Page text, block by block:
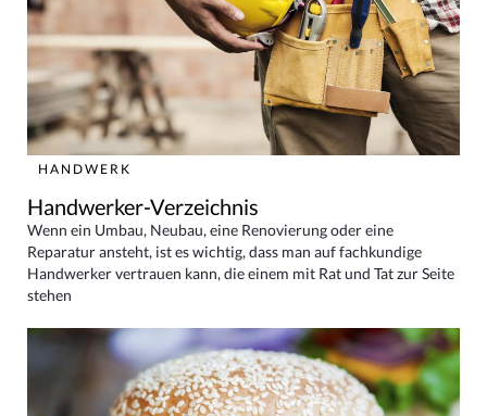
HANDWERK
Handwerker-Verzeichnis
Wenn ein Umbau, Neubau, eine Renovierung oder eine
Reparatur ansteht, ist es wichtig, dass man auf fachkundige
Handwerker vertrauen kann, die einem mit Rat und Tat zur Seite
stehen